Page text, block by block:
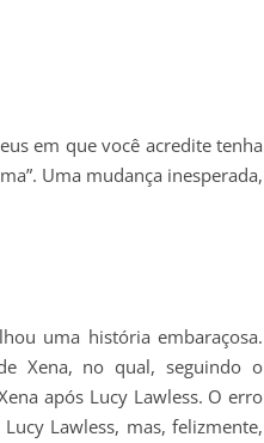
em que você acredite tenha
Uma mudança inesperada,
uma história embaraçosa.
Xena, no qual, seguindo o
após Lucy Lawless. O erro
Lawless, mas, felizmente,